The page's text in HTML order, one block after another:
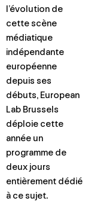
l’évolution de
cette scène
médiatique
indépendante
européenne
depuis ses
débuts, European
Lab Brussels
déploie cette
année un
programme de
deux jours
entièrement dédié
à ce sujet.